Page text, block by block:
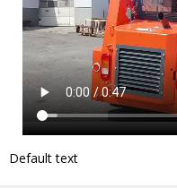
Default text